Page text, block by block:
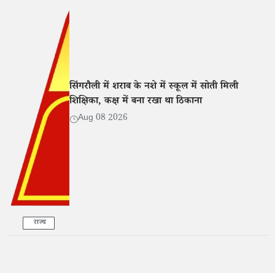
राज्य
सिंगरौली में शराब के नशे में स्कूल में सोती मिली
शिक्षिका, कक्ष में बना रखा था ठिकाना
Aug 08 2026